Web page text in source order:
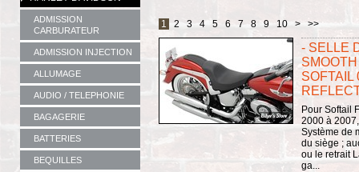
ADMISSION
CARBURATEUR
ADMISSION INJECTION
ALLUMAGE
AUDIO / TELEPHONIE
BAGAGERIE
BATTERIES
BEQUILLES
1 2 3 4 5 6 7 8 9 10 > >>
- SELLE
SOFTAIL
Pour Softail
2000 à
Système de
du siège ;
ou le retrait
ga...